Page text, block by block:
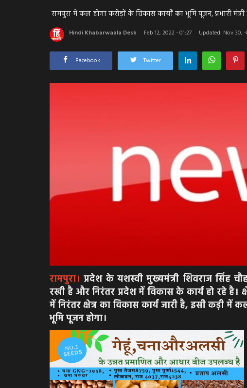
रामपुरा में कल होगा करोड़ों के विकास कार्यों का भूमि पूजन, प्रभारी
Hindi Khabarwaala Desk Feb 12, 2022 - 01:27 Updated: Nov 30,
Facebook Twitter
रामपुरा। प्रदेश के यशस्वी मुख्यमंत्री शिवराज सिंह
रखी है और निरंतर प्रदेश में विकास के कार्य हो रहे
में निरंतर क्षेत्र का विकास कार्य जारी है, इसी कड़ी में
भूमि पूजन होगा।